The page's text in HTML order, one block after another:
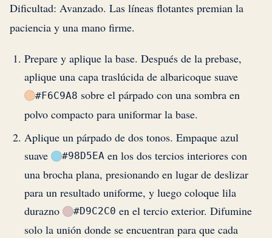
Dificultad: Avanzado. Las líneas flotantes premian la
paciencia y una mano firme.
Prepare y aplique la base. Después de la prebase,
aplique una capa traslúcida de albaricoque suave
#F6C9A8 sobre el párpado con una sombra en
polvo compacto para uniformar la base.
Aplique un párpado de dos tonos. Empaque azul
suave
#98D5EA en los dos tercios interiores con
una brocha plana, presionando en lugar de deslizar
para un resultado uniforme, y luego coloque lila
durazno
#D9C2C0 en el tercio exterior. Difumine
solo la unión donde se encuentran para que cada